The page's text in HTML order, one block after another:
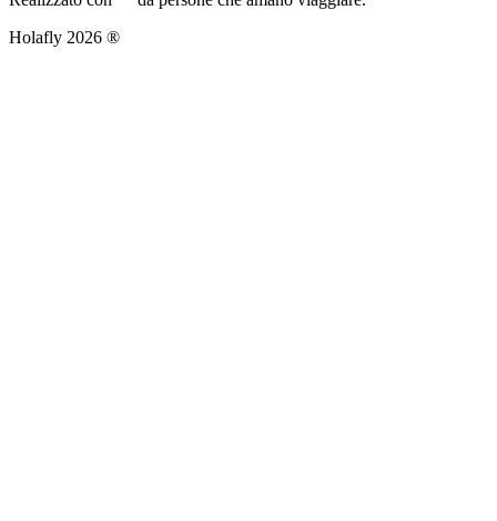
Holafly 2026 ®